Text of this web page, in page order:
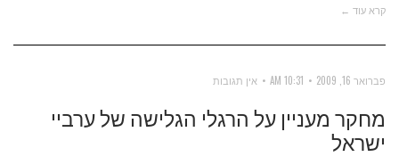
קרא עוד ←
פברואר 16, 2009 10:31 AM אין תגובות
מחקר מעניין על הרגלי הגלישה של ערביי
ישראל